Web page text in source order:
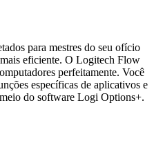
para mestres do seu ofício
eficiente. O Logitech Flow
perfeitamente. Você
específicas de aplicativos e
do software Logi Options+.